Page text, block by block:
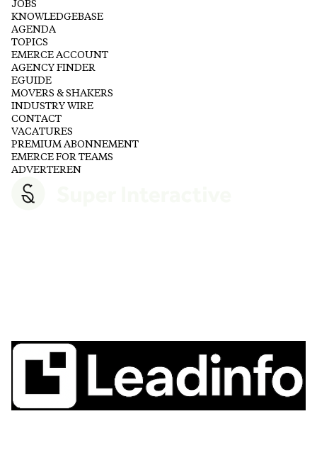
JOBS
KNOWLEDGEBASE
AGENDA
TOPICS
EMERCE ACCOUNT
AGENCY FINDER
EGUIDE
MOVERS & SHAKERS
INDUSTRY WIRE
CONTACT
VACATURES
PREMIUM ABONNEMENT
EMERCE FOR TEAMS
ADVERTEREN